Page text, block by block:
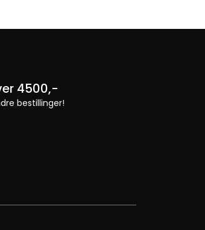
4500,-
bestillinger!